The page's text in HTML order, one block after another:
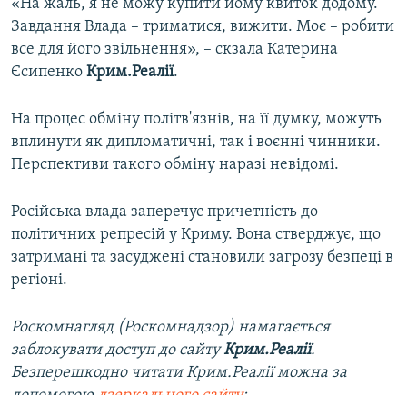
«На жаль, я не можу купити йому квиток додому.
Завдання Влада – триматися, вижити. Моє – робити
все для його звільнення», – скзала Катерина
Єсипенко Крим.Реалії.
На процес обміну політв'язнів, на її думку, можуть
вплинути як дипломатичні, так і воєнні чинники.
Перспективи такого обміну наразі невідомі.
Російська влада заперечує причетність до
політичних репресій у Криму. Вона стверджує, що
затримані та засуджені становили загрозу безпеці в
регіоні.
Роскомнагляд (Роскомнадзор) намагається
заблокувати доступ до сайтуКрим.Реалії.
Безперешкодно читати Крим.Реалії можна за